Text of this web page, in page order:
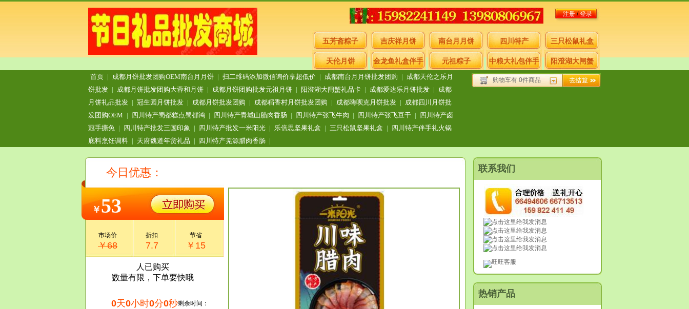
注册/登录
五芳斋粽子 吉庆祥月饼 南台月月饼 四川特产 三只松鼠礼盒
天伦月饼 金龙鱼礼盒伴手
礼
元祖粽子 中粮大礼包伴手
礼
阳澄湖大闸蟹
首页 | 成都月饼批发团购OEM南台月月饼 | 扫二维码添加微信询价享超低价 | 成都南台月月饼批发团购 | 成都天伦之乐月
饼批发 | 成都月饼批发团购大蓉和月饼 | 成都月饼团购批发元祖月饼 | 阳澄湖大闸蟹礼品卡 | 成都爱达乐月饼批发 | 成都
月饼礼品批发 | 冠生园月饼批发 | 成都月饼批发团购 | 成都稻香村月饼批发团购 | 成都嗨呗克月饼批发 | 成都四川月饼批
发团购OEM | 四川特产蜀都糕点蜀都鸿 | 四川特产青城山腊肉香肠 | 四川特产张飞牛肉 | 四川特产张飞豆干 | 四川特产卤
冠手撕兔 | 四川特产批发三国印象 | 四川特产批发一米阳光 | 乐倍思坚果礼盒 | 三只松鼠坚果礼盒 | 四川特产伴手礼火锅
底料烹饪调料 | 天府魏道年货礼品 | 四川特产羌源腊肉香肠 |
购物车有 0件商品
今日优惠：
￥53
市场价
￥68
折扣
7.7
节省
￥15
人已购买
数量有限，下单要快哦
剩余时间：
0天0小时0分0秒
联系我们
旺旺客服
热销产品